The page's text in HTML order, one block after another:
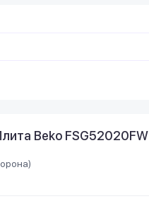
Beko FSG52020FW